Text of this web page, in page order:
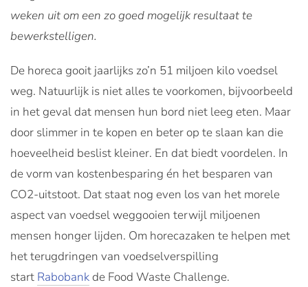
weken uit om een zo goed mogelijk resultaat te
bewerkstelligen.
De horeca gooit jaarlijks zo’n 51 miljoen kilo voedsel
weg. Natuurlijk is niet alles te voorkomen, bijvoorbeeld
in het geval dat mensen hun bord niet leeg eten. Maar
door slimmer in te kopen en beter op te slaan kan die
hoeveelheid beslist kleiner. En dat biedt voordelen. In
de vorm van kostenbesparing én het besparen van
CO2-uitstoot. Dat staat nog even los van het morele
aspect van voedsel weggooien terwijl miljoenen
mensen honger lijden. Om horecazaken te helpen met
het terugdringen van voedselverspilling
start Rabobankde Food Waste Challenge.